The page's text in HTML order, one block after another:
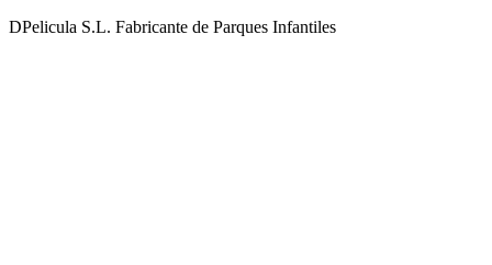
DPelicula S.L. Fabricante de Parques Infantiles